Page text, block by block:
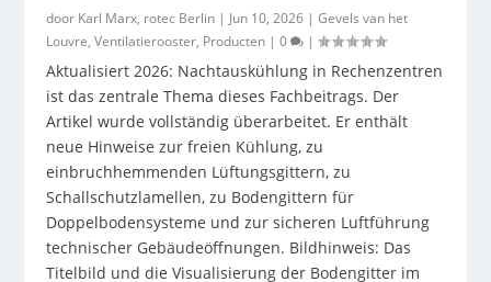
door Karl Marx, rotec Berlin | Jun 10, 2026 |Gevels van het
Louvre,Ventilatierooster, Producten |0 |
Aktualisiert 2026: Nachtauskühlung in Rechenzentren
ist das zentrale Thema dieses Fachbeitrags. Der
Artikel wurde vollständig überarbeitet. Er enthält
neue Hinweise zur freien Kühlung, zu
einbruchhemmenden Lüftungsgittern, zu
Schallschutzlamellen, zu Bodengittern für
Doppelbodensysteme und zur sicheren Luftführung
technischer Gebäudeöffnungen. Bildhinweis: Das
Titelbild und die Visualisierung der Bodengitter im